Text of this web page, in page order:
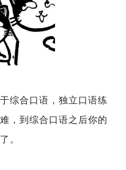
综合口语，独立口语练
，到综合口语之后你的
。